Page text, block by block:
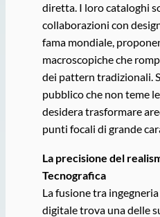
diretta. I loro cataloghi
collaborazioni con
fama mondiale,
macroscopiche che
dei pattern tradizionali.
pubblico che non teme
desidera trasformare
punti focali di grande
La precisione del
Tecnografica
La fusione tra
digitale trova una delle